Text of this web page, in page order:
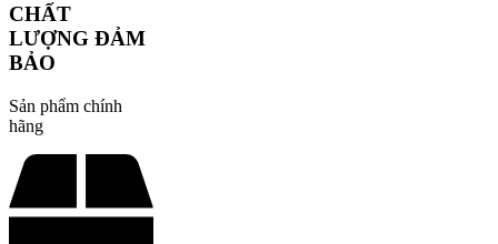
CHẤT
LƯỢNG ĐẢM
BẢO
Sản phẩm chính
hãng